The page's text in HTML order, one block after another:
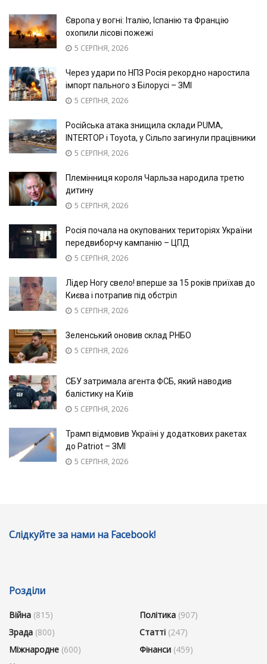
Європа у вогні: Італію, Іспанію та Францію
охопили лісові пожежі
5 СЕРПНЯ, 2026
Через удари по НПЗ Росія рекордно наростила
імпорт пального з Білорусі – ЗМІ
5 СЕРПНЯ, 2026
Російська атака знищила склади PUMA,
INTERTOP і Toyota, у Сільпо загинули працівники
5 СЕРПНЯ, 2026
Племінниця короля Чарльза народила третю
дитину
5 СЕРПНЯ, 2026
Росія почала на окупованих територіях України
передвиборчу кампанію – ЦПД
5 СЕРПНЯ, 2026
Лідер Ногу свело! вперше за 15 років приїхав до
Києва і потрапив під обстріл
5 СЕРПНЯ, 2026
Зеленський оновив склад РНБО
5 СЕРПНЯ, 2026
СБУ затримала агента ФСБ, який наводив
балістику на Київ
5 СЕРПНЯ, 2026
Трамп відмовив Україні у додаткових ракетах
до Patriot – ЗМІ
5 СЕРПНЯ, 2026
Слідкуйте за нами на Facebook!
Розділи
Війна (815)
Зрада (800)
Міжнародне (600)
Політика (907)
Статті (247)
Фінанси (459)